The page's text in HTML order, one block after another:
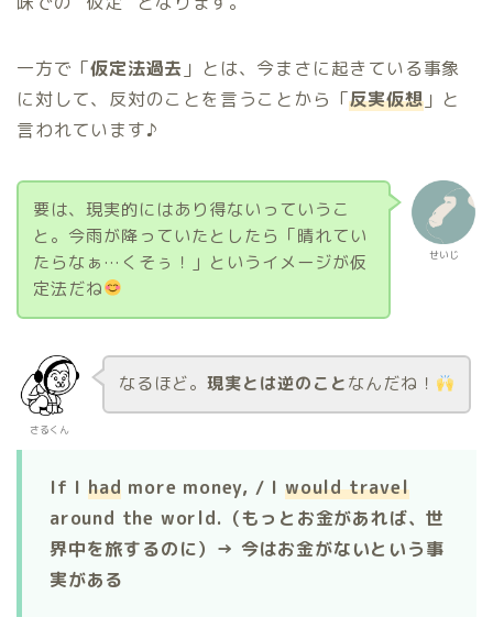
一方で「仮定法過去 」とは、今まさに起きている事象
に対して、反対のことを言うことから「反実仮想」と
言われています♪
せいじ
要は、現実的にはあり得ないっていうこ
と。今雨が降っていたとしたら「晴れてい
たらなぁ…くそぅ！」というイメージが仮
定法だね
さるくん
なるほど。 現実とは逆のことなんだね！
If I had more money, / Iwould travel
around the world.（もっとお金があれば、世
界中を旅するのに）→ 今はお金がないという事
実がある